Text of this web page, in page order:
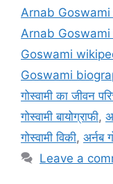
Arnab
Arnab
Goswami
Goswami
गोस्वामी का जीवन
गोस्वामी बायोग्राफी,
गोस्वामी विकी, अर्नब
Leave a